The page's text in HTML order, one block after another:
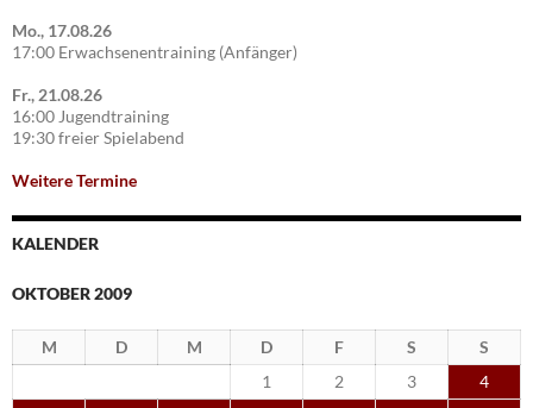
Mo., 17.08.26
17:00 Erwachsenentraining (Anfänger)
Fr., 21.08.26
16:00 Jugendtraining
19:30 freier Spielabend
Weitere Termine
KALENDER
OKTOBER 2009
M D M D F S
S
1
2 3
4